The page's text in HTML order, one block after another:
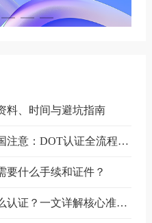
料、时间与避坑指南
机动车及零部件出口美国注意：DOT认证全流程与合规要点详解
要什么手续和证件？
出口哈萨克斯坦需要什么认证？一文详解核心准入要求